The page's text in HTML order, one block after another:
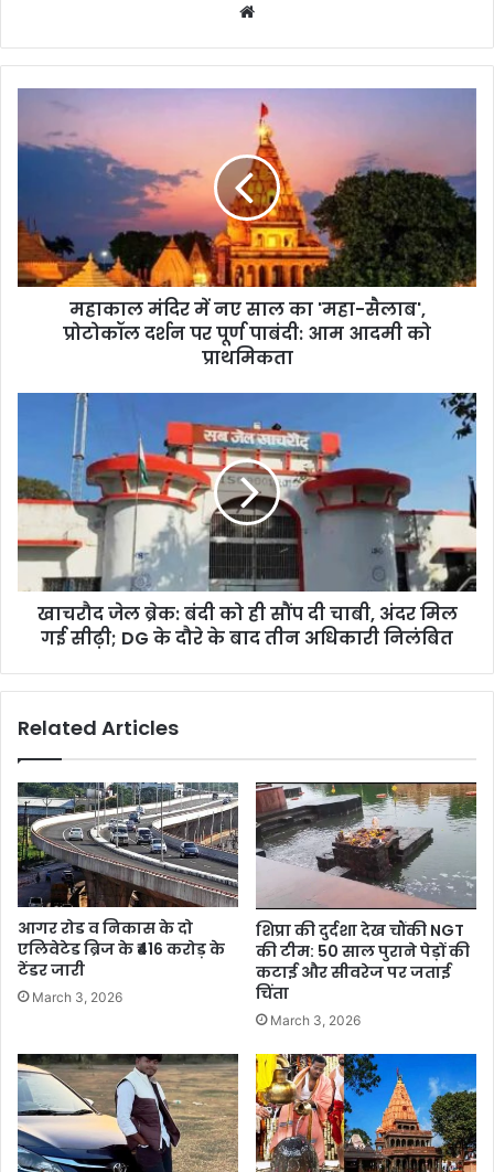
महाकाल मंदिर में नए साल का 'महा-सैलाब',
प्रोटोकॉल दर्शन पर पूर्ण पाबंदी: आम आदमी को
प्राथमिकता
खाचरौद जेल ब्रेक: बंदी को ही सौंप दी चाबी, अंदर मिल
गई सीढ़ी; DG के दौरे के बाद तीन अधिकारी निलंबित
Related Articles
आगर रोड व निकास के दो
एलिवेटेड ब्रिज के ₹416 करोड़ के
टेंडर जारी
March 3, 2026
शिप्रा की दुर्दशा देख चौंकी NGT
की टीम: 50 साल पुराने पेड़ों की
कटाई और सीवरेज पर जताई
चिंता
March 3, 2026